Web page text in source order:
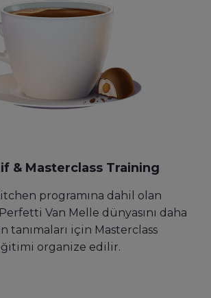
& Masterclass Training
programına dahil olan
Van Melle dünyasını daha
tanımaları için Masterclass
organize edilir.